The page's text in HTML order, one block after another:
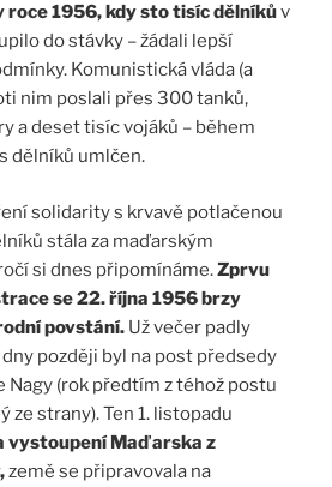
roce 1956, kdy sto tisíc dělníkův
do stávky – žádali lepší
Komunistická vláda (a
nim poslali přes 300 tanků,
a deset tisíc vojáků – během
dělníků umlčen.
solidarity s krvavě potlačenou
stála za maďarským
si dnes připomínáme.Zprvu
se 22. října 1956 brzy
povstání. Už večer padly
později byl na post předsedy
Nagy (rok předtím z téhož postu
ze strany). Ten 1. listopadu
vystoupení Maďarska z
země se připravovala na